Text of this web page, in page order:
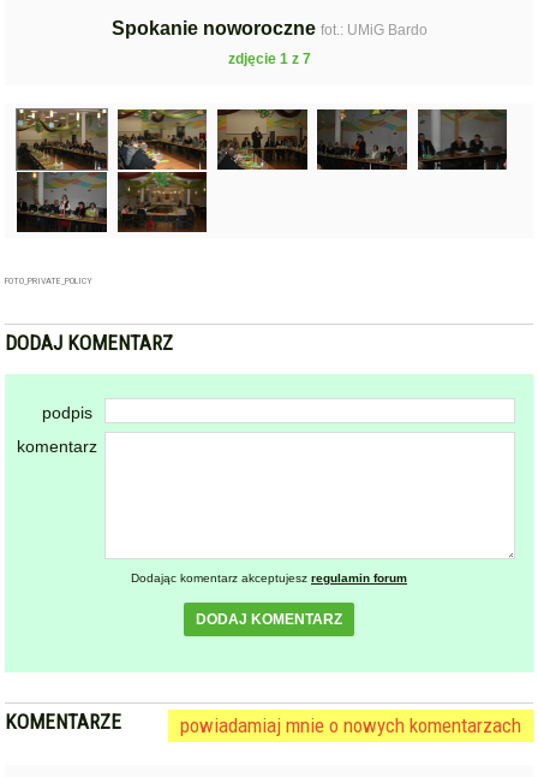
Spokanie noworoczne fot.: UMiG Bardo
zdjęcie 1 z 7
FOTO_PRIVATE_POLICY
DODAJ KOMENTARZ
podpis
komentarz
Dodając komentarz akceptujesz regulamin forum
DODAJ KOMENTARZ
KOMENTARZE powiadamiaj mnie o nowych komentarzach